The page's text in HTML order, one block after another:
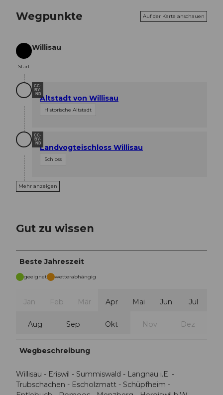
Wegpunkte Auf der Karte anschauen
Start
Start
Willisau
CC-
BY-
NDAltstadt von Willisau
Historische Altstadt
CC-
BY-
NDLandvogteischloss Willisau
Schloss
Mehr anzeigen
Gut zu wissen
Beste Jahreszeit
geeignet wetterabhängig
Jan Feb Mär Apr Mai Jun Jul
Aug Sep Okt Nov Dez
Wegbeschreibung
Willisau - Eriswil - Summiswald - Langnau i.E. -
Trubschachen - Escholzmatt - Schüpfheim -